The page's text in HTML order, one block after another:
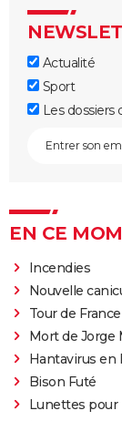
Actualité
Sport
Les dossiers
EN CE
Incendies
Nouvelle
Tour de
Mort de Jorge
Hantavirus en
Bison Futé
Lunettes pour